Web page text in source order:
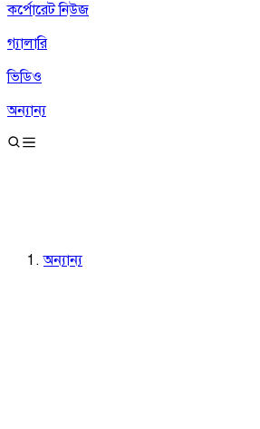
কর্পোরেট নিউজ
গ্যালারি
ভিডিও
অন্যান্য
অন্যান্য